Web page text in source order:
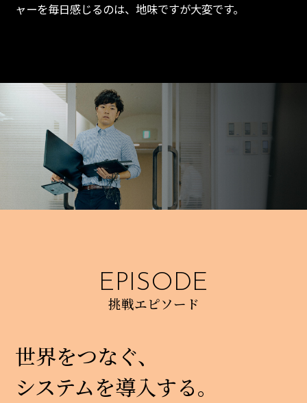
ャーを毎日感じるのは、地味ですが大変です。
EPISODE
挑戦エピソード
世界をつなぐ、
システムを導入する。